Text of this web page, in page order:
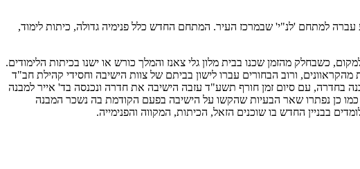
למתחם 'לנ"י' שבמרכז העיר. המתחם החדש כלל פנימיה גדולה, כיתות לימוד,
מהזמן שכנו בבית מלון גלי צאנז והמלך כורש או ישנו בכיתות הלימודים.
ורוב הבחורים עברו לישון בביתם של צוות הישיבה וחסידי קהילת חב"ד
בחדרה, עם סיום זמן חורף תשע"ד עזבה הישיבה את חדרה ונכנסה בד' אייר למבנה
כמו כן נפתרו שאר הבעיות שהקשו על הישיבה בפעם הקודמת בה נשכר המבנה
בבניין החדש בו שוכנים הזאל, הכיתות, המקווה והפנימייה.